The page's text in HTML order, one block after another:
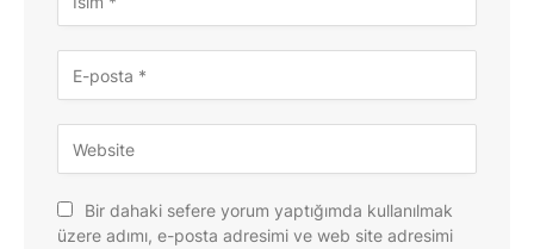
Bir dahaki sefere yorum yaptığımda kullanılmak
üzere adımı, e-posta adresimi ve web site adresimi